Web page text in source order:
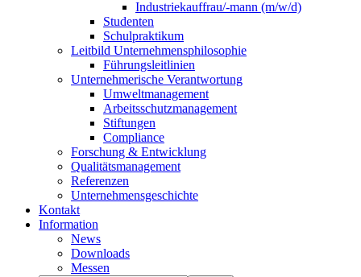
Industriekauffrau/-mann (m/w/d)
Studenten
Schulpraktikum
Leitbild Unternehmensphilosophie
Führungsleitlinien
Unternehmerische Verantwortung
Umweltmanagement
Arbeitsschutzmanagement
Stiftungen
Compliance
Forschung & Entwicklung
Qualitätsmanagement
Referenzen
Unternehmensgeschichte
Kontakt
Information
News
Downloads
Messen